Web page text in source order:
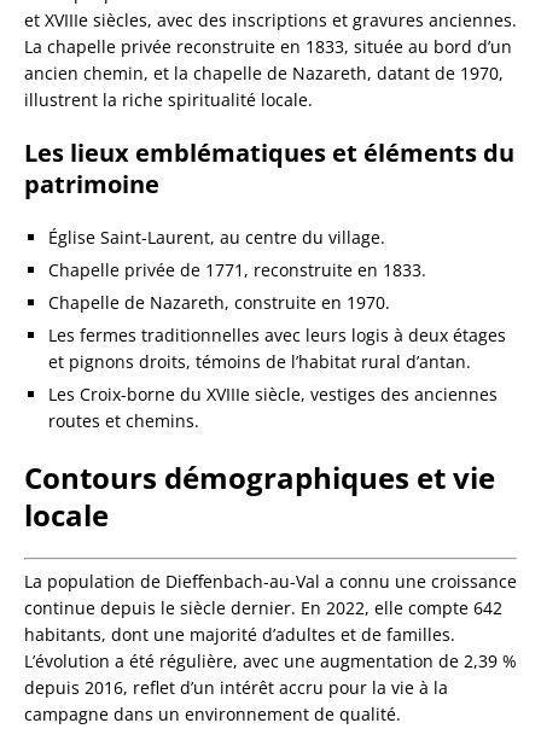
et XVIIIe siècles, avec des inscriptions et gravures anciennes.
La chapelle privée reconstruite en 1833, située au bord d’un
ancien chemin, et la chapelle de Nazareth, datant de 1970,
illustrent la riche spiritualité locale.
Les lieux emblématiques et éléments du
patrimoine
Église Saint-Laurent, au centre du village.
Chapelle privée de 1771, reconstruite en 1833.
Chapelle de Nazareth, construite en 1970.
Les fermes traditionnelles avec leurs logis à deux étages
et pignons droits, témoins de l’habitat rural d’antan.
Les Croix-borne du XVIIIe siècle, vestiges des anciennes
routes et chemins.
Contours démographiques et vie
locale
La population de Dieffenbach-au-Val a connu une croissance
continue depuis le siècle dernier. En 2022, elle compte 642
habitants, dont une majorité d’adultes et de familles.
L’évolution a été régulière, avec une augmentation de 2,39 %
depuis 2016, reflet d’un intérêt accru pour la vie à la
campagne dans un environnement de qualité.